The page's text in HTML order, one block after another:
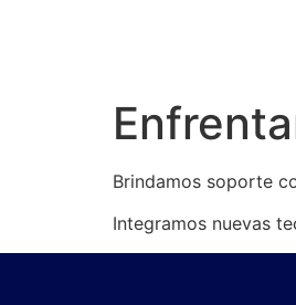
Brindamos soporte
Integramos nuevas